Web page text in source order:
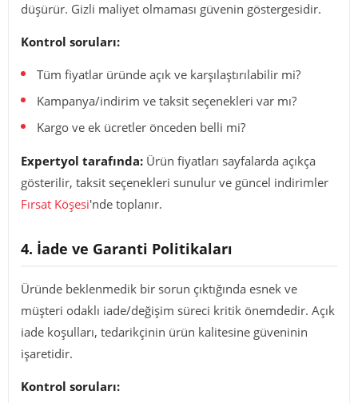
düşürür. Gizli maliyet olmaması güvenin göstergesidir.
Kontrol soruları:
Tüm fiyatlar üründe açık ve karşılaştırılabilir mi?
Kampanya/indirim ve taksit seçenekleri var mı?
Kargo ve ek ücretler önceden belli mi?
Expertyol tarafında: Ürün fiyatları sayfalarda açıkça
gösterilir, taksit seçenekleri sunulur ve güncel indirimler
Fırsat Köşesi'nde toplanır.
4. İade ve Garanti Politikaları
Üründe beklenmedik bir sorun çıktığında esnek ve
müşteri odaklı iade/değişim süreci kritik önemdedir. Açık
iade koşulları, tedarikçinin ürün kalitesine güveninin
işaretidir.
Kontrol soruları: